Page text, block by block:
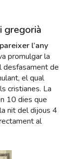
gregorià
l’any
promulgar la
desfasament de
el qual
cristianes. La
10 dies que
nit del dijous 4
al